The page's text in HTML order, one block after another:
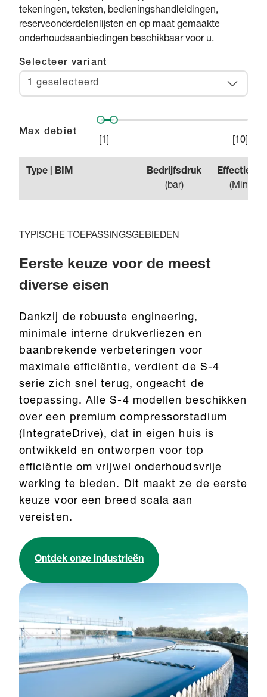
tekeningen, teksten, bedieningshandleidingen,
reserveonderdelenlijsten en op maat gemaakte
onderhoudsaanbiedingen beschikbaar voor u.
Selecteer variant
1 geselecteerd
Max debiet
1 10
Type | BIM
Bedrijfsdruk
(bar)
Effectieve
(Min
TYPISCHE TOEPASSINGSGEBIEDEN
Eerste keuze voor de meest
diverse eisen
Dankzij de robuuste engineering,
minimale interne drukverliezen en
baanbrekende verbeteringen voor
maximale efficiëntie, verdient de S-4
serie zich snel terug, ongeacht de
toepassing. Alle S-4 modellen beschikken
over een premium compressorstadium
(IntegrateDrive), dat in eigen huis is
ontwikkeld en ontworpen voor top
efficiëntie om vrijwel onderhoudsvrije
werking te bieden. Dit maakt ze de eerste
keuze voor een breed scala aan
vereisten.
Ontdek onze industrieën